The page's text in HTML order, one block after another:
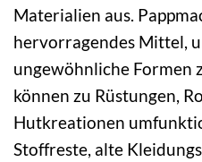
Materialien aus.
hervorragendes Mittel,
ungewöhnliche Formen
können zu Rüstungen,
Hutkreationen
Stoffreste, alte